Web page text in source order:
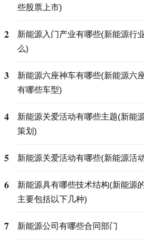
些股票上市)
2
新能源入门产业有哪些(新能源行
么)
3
新能源六座神车有哪些(新能源六
有哪些车型)
4
新能源关爱活动有哪些主题(新能
策划)
5 新能源关爱活动有哪些(新能源活
6
新能源具有哪些技术结构(新能源
主要包括以下几种)
7 新能源公司有哪些合同部门